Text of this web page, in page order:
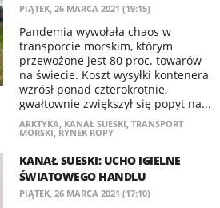
PIĄTEK, 26 MARCA 2021 (19:15)
​Pandemia wywołała chaos w
transporcie morskim, którym
przewożone jest 80 proc. towarów
na świecie. Koszt wysyłki kontenera
wzrósł ponad czterokrotnie,
gwałtownie zwiększył się popyt na...
ARKTYKA, KANAŁ SUESKI, TRANSPORT
MORSKI, RYNEK ROPY
KANAŁ SUESKI: UCHO IGIELNE
ŚWIATOWEGO HANDLU
PIĄTEK, 26 MARCA 2021 (17:10)